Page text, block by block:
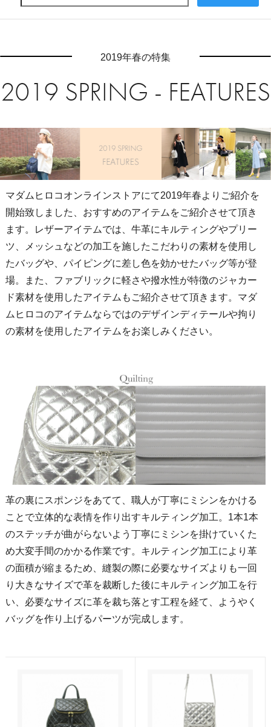
2019年春の特集
2019 SPRING - FEATURES
マダムヒロコオンラインストアにて2019年春よりご紹介を
開始致しました、おすすめのアイテムをご紹介させて頂き
ます。レザーアイテムでは、牛革にキルティングやプリー
ツ、メッシュなどの加工を施したこだわりの素材を使用し
たバッグや、パイピングに差し色を効かせたバッグ等が登
場。また、ファブリックに軽さや撥水性が特徴のジャカー
ド素材を使用したアイテムもご紹介させて頂きます。マダ
ムヒロコのアイテムならではのデザインディテールや拘り
の素材を使用したアイテムをお楽しみください。
革の裏にスポンジをあてて、職人が丁寧にミシンをかける
ことで立体的な表情を作り出すキルティング加工。1本1本
のステッチが曲がらないよう丁寧にミシンを掛けていくた
め大変手間のかかる作業です。キルティング加工により革
の面積が縮まるため、縫製の際に必要なサイズよりも一回
り大きなサイズで革を裁断した後にキルティング加工を行
い、必要なサイズに革を裁ち落とす工程を経て、ようやく
バッグを作り上げるパーツが完成します。